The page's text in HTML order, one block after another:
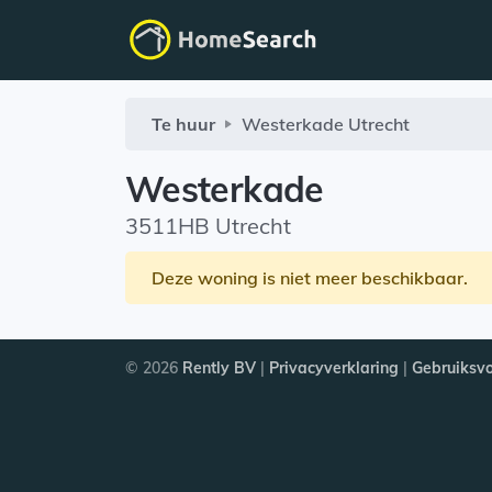
Te huur Westerkade Utrecht
Westerkade
3511HB Utrecht
Deze woning is niet meer beschikbaar.
© 2026 Rently BV | Privacyverklaring |